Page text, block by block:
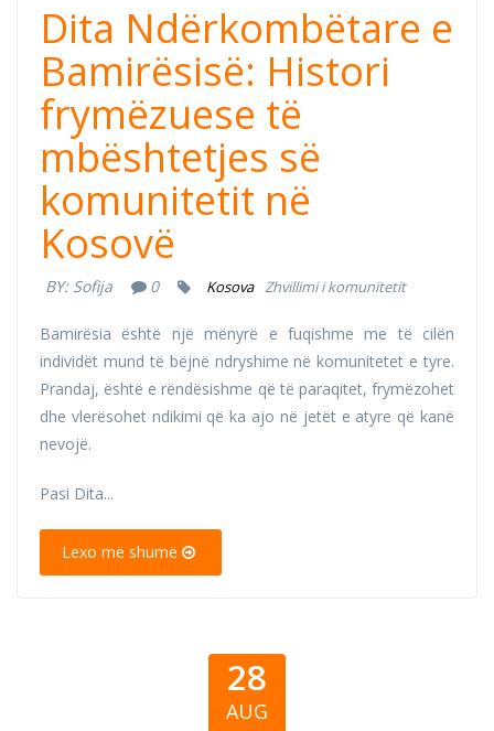
Dita Ndërkombëtare e
Bamirësisë: Histori
frymëzuese të
mbështetjes së
komunitetit në
Kosovë
BY: Sofija 0 Kosova Zhvillimi i komunitetit
Bamirësia është një mënyrë e fuqishme me të cilën
individët mund të bëjnë ndryshime në komunitetet e tyre.
Prandaj, është e rëndësishme që të paraqitet, frymëzohet
dhe vlerësohet ndikimi që ka ajo në jetët e atyre që kanë
nevojë.
Pasi Dita...
Lexo më shumë
28
AUG